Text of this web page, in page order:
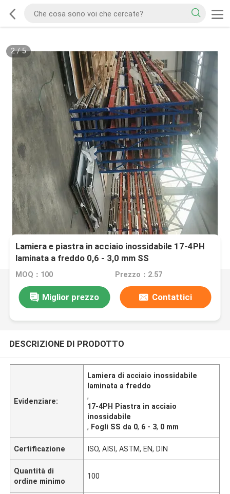
2/5
Lamiera e piastra in acciaio inossidabile 17-4PH
laminata a freddo 0,6 - 3,0 mm SS
MOQ：100 Prezzo：2.57
Miglior prezzo Contattici
DESCRIZIONE DI PRODOTTO
Evidenziare:
Lamiera di acciaio inossidabile
laminata a freddo
,
17-4PH Piastra in acciaio
inossidabile
, Fogli SS da 0, 6 - 3, 0 mm
Certificazione ISO, AISI, ASTM, EN, DIN
Quantità di
ordine minimo
100